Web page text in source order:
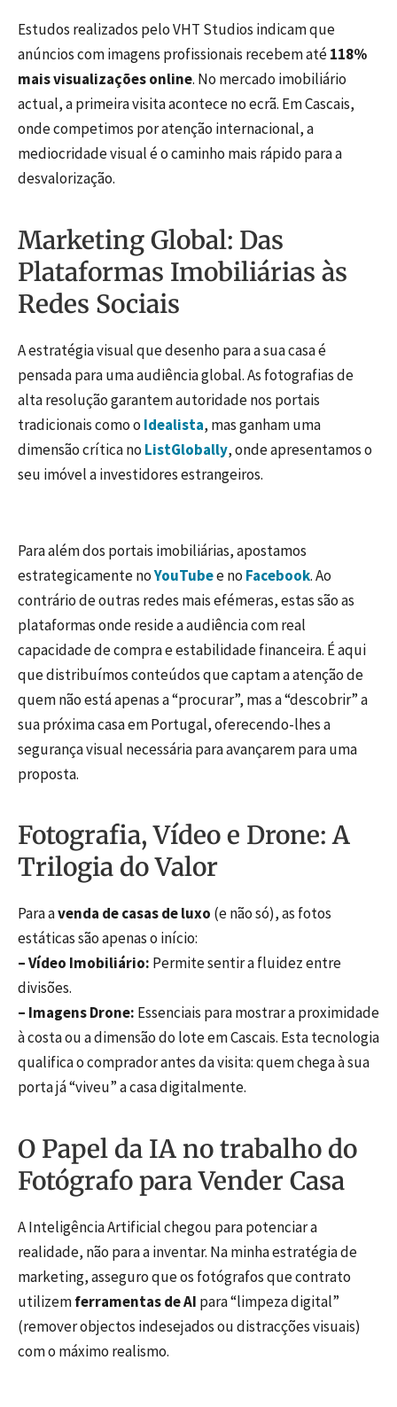
Estudos realizados pelo VHT Studios indicam que
anúncios com imagens profissionais recebem até118%
mais visualizações online. No mercado imobiliário
actual, a primeira visita acontece no ecrã. Em Cascais,
onde competimos por atenção internacional, a
mediocridade visual é o caminho mais rápido para a
desvalorização.
Marketing Global: Das
Plataformas Imobiliárias às
Redes Sociais
A estratégia visual que desenho para a sua casa é
pensada para uma audiência global. As fotografias de
alta resolução garantem autoridade nos portais
tradicionais como o Idealista, mas ganham uma
dimensão crítica no ListGlobally, onde apresentamos o
seu imóvel a investidores estrangeiros.
Para além dos portais imobiliárias, apostamos
estrategicamente noYouTubee no Facebook. Ao
contrário de outras redes mais efémeras, estas são as
plataformas onde reside a audiência com real
capacidade de compra e estabilidade financeira. É aqui
que distribuímos conteúdos que captam a atenção de
quem não está apenas a “procurar”, mas a “descobrir” a
sua próxima casa em Portugal, oferecendo-lhes a
segurança visual necessária para avançarem para uma
proposta.
Fotografia, Vídeo e Drone: A
Trilogia do Valor
Para avenda de casas de luxo (e não só), as fotos
estáticas são apenas o início:
– Vídeo Imobiliário: Permite sentir a fluidez entre
divisões.
– Imagens Drone: Essenciais para mostrar a proximidade
à costa ou a dimensão do lote em Cascais. Esta tecnologia
qualifica o comprador antes da visita: quem chega à sua
porta já “viveu” a casa digitalmente.
O Papel da IA no trabalho do
Fotógrafo para Vender Casa
A Inteligência Artificial chegou para potenciar a
realidade, não para a inventar. Na minha estratégia de
marketing, asseguro que os fotógrafos que contrato
utilizemferramentas de AI para “limpeza digital”
(remover objectos indesejados ou distracções visuais)
com o máximo realismo.